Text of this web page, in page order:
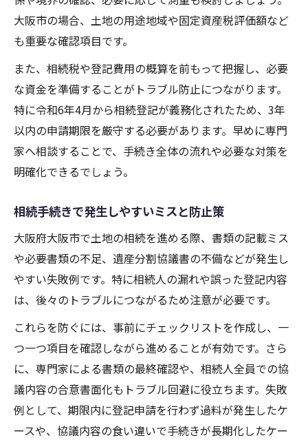
大阪市の場合、土地の用途地域や固定資産税評価額など
も重要な確認項目です。
また、相続税や登記費用の概算を前もって把握し、必要
な資金を準備することがトラブル防止につながります。
特に令和6年4月から相続登記が義務化されたため、3年
以内の申請期限を厳守する必要があります。早めに専門
家へ相談することで、手続き全体の流れや必要な対策を
明確化できるでしょう。
相続手続きで発生しやすいミスと防止策
大阪府大阪市で土地の相続を進める際、書類の記載ミス
や必要書類の不足、遺産分割協議書の不備などが発生し
やすい失敗例です。特に相続人の漏れや誤った登記内容
は、後々のトラブルにつながるため注意が必要です。
これらを防ぐには、事前にチェックリストを作成し、一
つ一つ項目を確認しながら進めることが有効です。さら
に、専門家による書類の最終確認や、相続人全員での協
議内容の合意書面化もトラブル回避に役立ちます。失敗
例として、期限内に登記申請を行わず過料が発生したケ
ースや、協議内容の食い違いで手続きが長期化したケー